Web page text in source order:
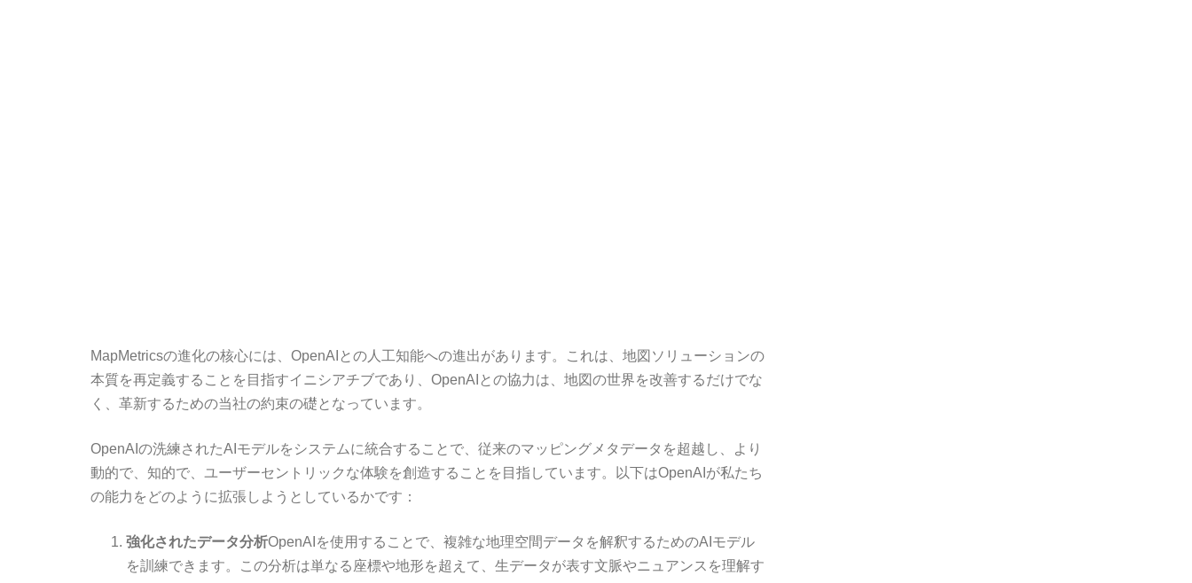
MapMetricsの進化の核心には、OpenAIとの人工知能への進出があります。これは、地図ソリューションの
本質を再定義することを目指すイニシアチブであり、OpenAIとの協力は、地図の世界を改善するだけでな
く、革新するための当社の約束の礎となっています。
OpenAIの洗練されたAIモデルをシステムに統合することで、従来のマッピングメタデータを超越し、より
動的で、知的で、ユーザーセントリックな体験を創造することを目指しています。以下はOpenAIが私たち
の能力をどのように拡張しようとしているかです：
強化されたデータ分析OpenAIを使用することで、複雑な地理空間データを解釈するためのAIモデル
を訓練できます。この分析は単なる座標や地形を超えて、生データが表す文脈やニュアンスを理解す